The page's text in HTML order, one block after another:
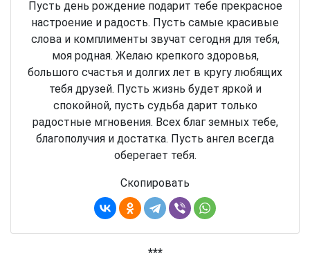
Пусть день рождение подарит тебе прекрасное
настроение и радость. Пусть самые красивые
слова и комплименты звучат сегодня для тебя,
моя родная. Желаю крепкого здоровья,
большого счастья и долгих лет в кругу любящих
тебя друзей. Пусть жизнь будет яркой и
спокойной, пусть судьба дарит только
радостные мгновения. Всех благ земных тебе,
благополучия и достатка. Пусть ангел всегда
оберегает тебя.
Скопировать
***